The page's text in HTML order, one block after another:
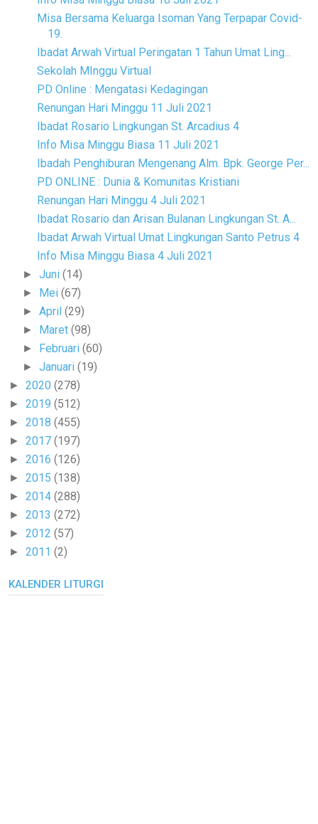
Misa Bersama Keluarga Isoman Yang Terpapar Covid-
19.
Ibadat Arwah Virtual Peringatan 1 Tahun Umat Ling...
Sekolah MInggu Virtual
PD Online : Mengatasi Kedagingan
Renungan Hari Minggu 11 Juli 2021
Ibadat Rosario Lingkungan St. Arcadius 4
Info Misa Minggu Biasa 11 Juli 2021
Ibadah Penghiburan Mengenang Alm. Bpk. George Per...
PD ONLINE : Dunia & Komunitas Kristiani
Renungan Hari Minggu 4 Juli 2021
Ibadat Rosario dan Arisan Bulanan Lingkungan St. A...
Ibadat Arwah Virtual Umat Lingkungan Santo Petrus 4
Info Misa Minggu Biasa 4 Juli 2021
►Juni(14)
► Mei(67)
►April(29)
► Maret(98)
► Februari(60)
►Januari(19)
► 2020 (278)
► 2019 (512)
► 2018 (455)
► 2017 (197)
► 2016 (126)
► 2015 (138)
► 2014 (288)
► 2013 (272)
► 2012 (57)
► 2011 (2)
KALENDER LITURGI